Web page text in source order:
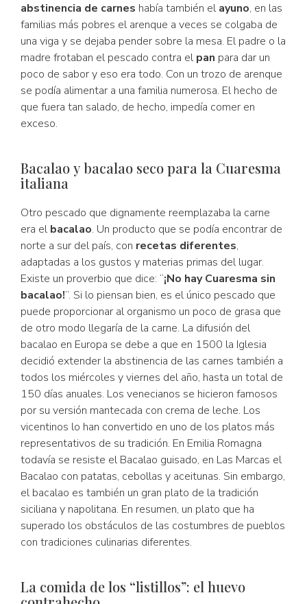
abstinencia de carnes había también elayuno, en las
familias más pobres el arenque a veces se colgaba de
una viga y se dejaba pender sobre la mesa. El padre o la
madre frotaban el pescado contra elpan para dar un
poco de sabor y eso era todo. Con un trozo de arenque
se podía alimentar a una familia numerosa. El hecho de
que fuera tan salado, de hecho, impedía comer en
exceso.
Bacalao y bacalao seco para la Cuaresma
italiana
Otro pescado que dignamente reemplazaba la carne
era elbacalao. Un producto que se podía encontrar de
norte a sur del país, con recetas diferentes,
adaptadas a los gustos y materias primas del lugar.
Existe un proverbio que dice: “¡No hay Cuaresma sin
bacalao!”. Si lo piensan bien, es el único pescado que
puede proporcionar al organismo un poco de grasa que
de otro modo llegaría de la carne. La difusión del
bacalao en Europa se debe a que en 1500 la Iglesia
decidió extender la abstinencia de las carnes también a
todos los miércoles y viernes del año, hasta un total de
150 días anuales. Los venecianos se hicieron famosos
por su versión mantecada con crema de leche. Los
vicentinos lo han convertido en uno de los platos más
representativos de su tradición. En Emilia Romagna
todavía se resiste el Bacalao guisado, en Las Marcas el
Bacalao con patatas, cebollas y aceitunas. Sin embargo,
el bacalao es también un gran plato de la tradición
siciliana y napolitana. En resumen, un plato que ha
superado los obstáculos de las costumbres de pueblos
con tradiciones culinarias diferentes.
La comida de los “listillos”: el huevo